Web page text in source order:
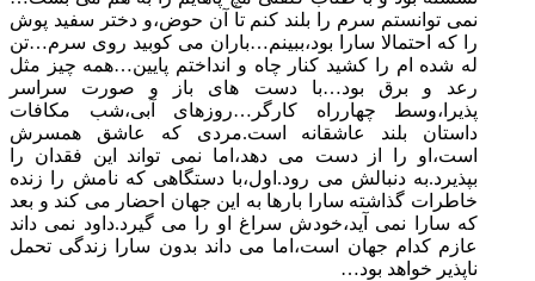
نمی توانستم سرم را بلند کنم تا آن حوض،و دختر سفید پوش
را که احتمالا سارا بود،ببینم…باران می کوبید روی سرم…تن
له شده ام را کشید کنار چاه و انداختم پایین…همه چیز مثل
رعد و برق بود…با دست های باز و صورت سراسر
پذیرا،وسط چهارراه کارگر…روزهای آبی،شب مکافات
داستان بلند عاشقانه است.مردی که عاشق همسرش
است،او را از دست می دهد،اما نمی تواند این فقدان را
بپذیرد.به دنبالش می رود.اول،با دستگاهی که نامش را زنده
خاطرات گذاشته سارا بارها به این جهان احضار می کند و بعد
که سارا نمی آید،خودش سراغ او را می گیرد.داود نمی داند
عازم کدام جهان است،اما می داند بدون سارا زندگی تحمل
ناپذیر خواهد بود…